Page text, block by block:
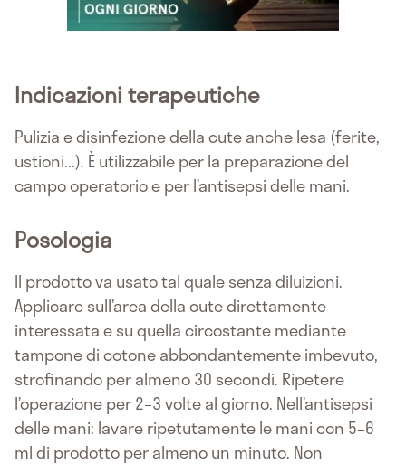
Indicazioni terapeutiche
Pulizia e disinfezione della cute anche lesa (ferite,
ustioni...). È utilizzabile per la preparazione del
campo operatorio e per l’antisepsi delle mani.
Posologia
Il prodotto va usato tal quale senza diluizioni.
Applicare sull’area della cute direttamente
interessata e su quella circostante mediante
tampone di cotone abbondantemente imbevuto,
strofinando per almeno 30 secondi. Ripetere
l’operazione per 2–3 volte al giorno. Nell’antisepsi
delle mani: lavare ripetutamente le mani con 5–6
ml di prodotto per almeno un minuto. Non